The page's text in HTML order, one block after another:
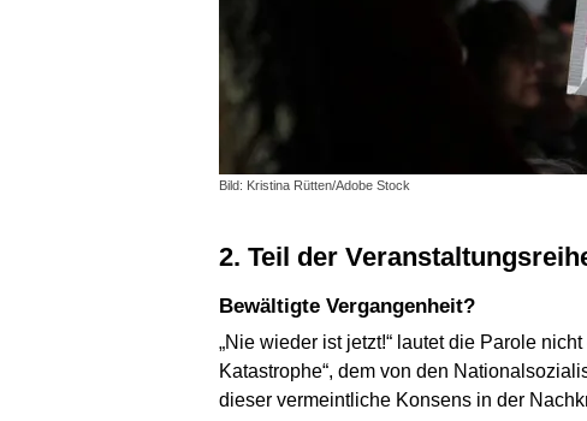
Bild: Kristina Rütten/Adobe Stock
2. Teil der
Bewältigte Vergangenheit?
„Nie wieder ist jetzt!“ lautet die Parole
Katastrophe“, dem von den
dieser vermeintliche Konsens in der